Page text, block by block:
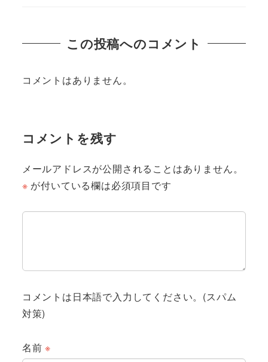
この投稿へのコメント
コメントはありません。
コメントを残す
メールアドレスが公開されることはありません。
※ が付いている欄は必須項目です
コメントは日本語で入力してください。(スパム
対策)
名前※